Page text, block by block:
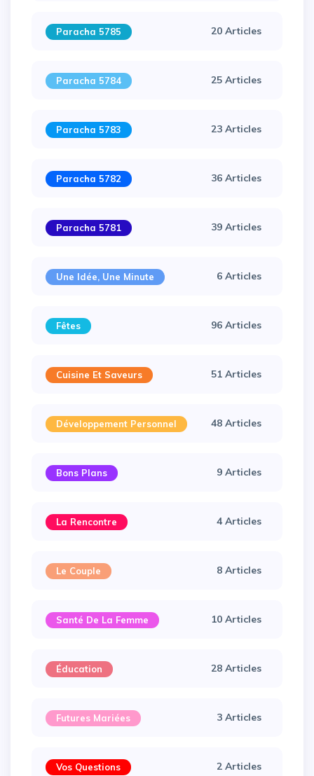
Paracha 5785 20 Articles
Paracha 5784 25 Articles
Paracha 5783 23 Articles
Paracha 5782 36 Articles
Paracha 5781 39 Articles
Une Idée, Une Minute 6 Articles
Fêtes 96 Articles
Cuisine Et Saveurs 51 Articles
Développement Personnel 48 Articles
Bons Plans 9 Articles
La Rencontre 4 Articles
Le Couple 8 Articles
Santé De La Femme 10 Articles
Éducation 28 Articles
Futures Mariées 3 Articles
Vos Questions 2 Articles